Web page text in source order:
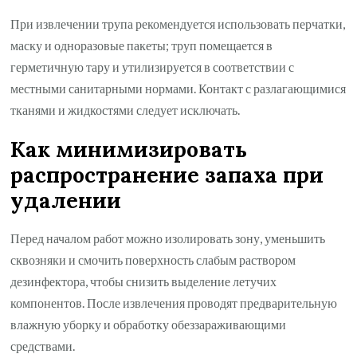
При извлечении трупа рекомендуется использовать перчатки,
маску и одноразовые пакеты; труп помещается в
герметичную тару и утилизируется в соответствии с
местными санитарными нормами. Контакт с разлагающимися
тканями и жидкостями следует исключать.
Как минимизировать
распространение запаха при
удалении
Перед началом работ можно изолировать зону, уменьшить
сквозняки и смочить поверхность слабым раствором
дезинфектора, чтобы снизить выделение летучих
компонентов. После извлечения проводят предварительную
влажную уборку и обработку обеззараживающими
средствами.